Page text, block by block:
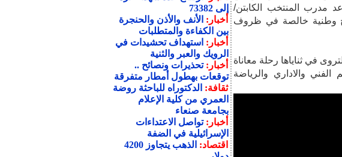
مدرب المنتخب الكابتن/
فرح وطنية خالصة في ظروف
في ثناياها رحلة معاناة
والاداري والرياضة
إلى 73382
أخبار: الأنف والأذن والحنجرة
بين الكفاءة والمتطلبات
أخبار: استهداف تحشيدات في
الرويك والعبر والثنية
أخبار:تحذيرات ونصائح ..
توقعات بهطول أمطار متفرقة
ثقافة: الدكتوراه للباحثة روضة
العمري من كلية الإعلام
بجامعة صنعاء
أخبار:تواصل الاعتداءات
الإسرائيلية في الضفة
اقتصاد:
الذهب يتجاوز 4200